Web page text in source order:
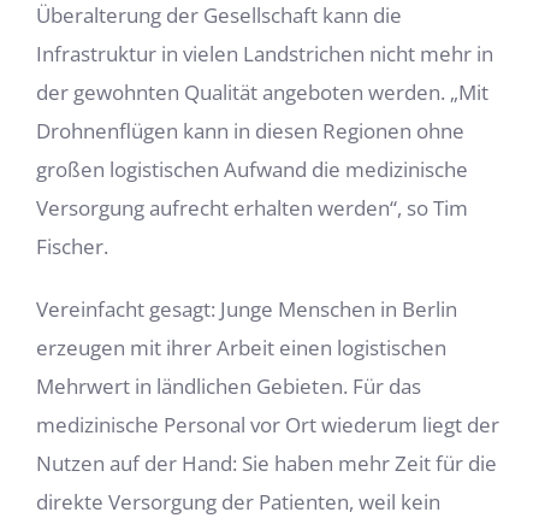
Überalterung der Gesellschaft kann die
Infrastruktur in vielen Landstrichen nicht mehr in
der gewohnten Qualität angeboten werden. „Mit
Drohnenflügen kann in diesen Regionen ohne
großen logistischen Aufwand die medizinische
Versorgung aufrecht erhalten werden“, so Tim
Fischer.
Vereinfacht gesagt: Junge Menschen in Berlin
erzeugen mit ihrer Arbeit einen logistischen
Mehrwert in ländlichen Gebieten. Für das
medizinische Personal vor Ort wiederum liegt der
Nutzen auf der Hand: Sie haben mehr Zeit für die
direkte Versorgung der Patienten, weil kein